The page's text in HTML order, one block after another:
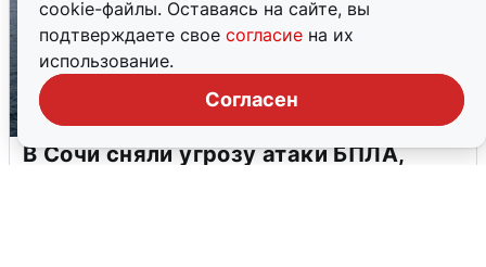
cookie-файлы. Оставаясь на сайте, вы
подтверждаете свое согласие на их
использование.
Согласен
В Сочи сняли угрозу атаки БПЛА,